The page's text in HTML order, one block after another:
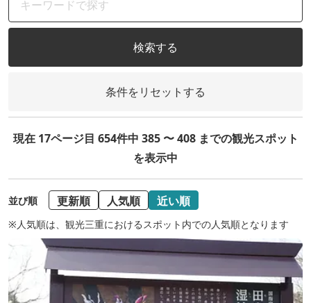
検索する
条件をリセットする
現在 17ページ目 654件中 385 〜 408 までの観光スポット
を表示中
並び順 更新順 人気順 近い順
※人気順は、観光三重におけるスポット内での人気順となります